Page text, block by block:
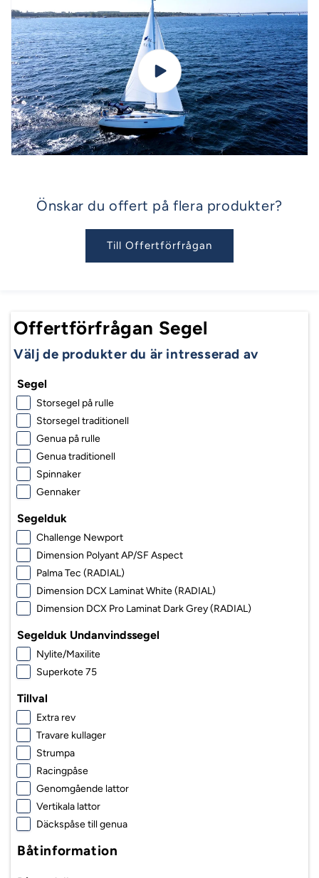
Önskar du offert på flera produkter?
Till Offertförfrågan
Offertförfrågan Segel
Välj de produkter du är intresserad av
Segel
Storsegel på rulle
Storsegel traditionell
Genua på rulle
Genua traditionell
Spinnaker
Gennaker
Segelduk
Challenge Newport
Dimension Polyant AP/SF Aspect
Palma Tec (RADIAL)
Dimension DCX Laminat White (RADIAL)
Dimension DCX Pro Laminat Dark Grey (RADIAL)
Segelduk Undanvindssegel
Nylite/Maxilite
Superkote 75
Tillval
Extra rev
Travare kullager
Strumpa
Racingpåse
Genomgående lattor
Vertikala lattor
Däckspåse till genua
Båtinformation